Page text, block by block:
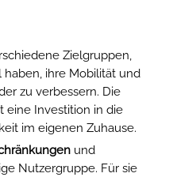
Zielgruppen,
ihre Mobilität und
zu verbessern. Die
eine Investition in die
im eigenen Zuhause.
und
Nutzergruppe. Für sie